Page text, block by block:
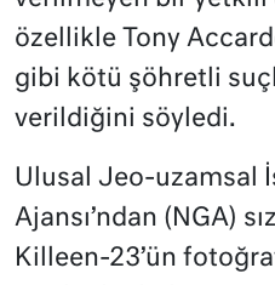
özellikle Tony
gibi kötü şöhretli
verildiğini söyledi.
Ulusal Jeo-uzamsal
Ajansı’ndan (NGA)
Killeen-23’ün